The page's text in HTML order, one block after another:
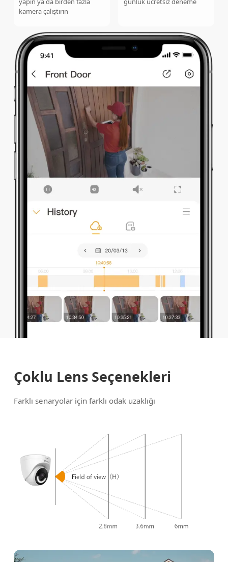
kamera çalıştırın
Çoklu Lens Seçenekleri
Farklı senaryolar için farklı odak uzaklığı